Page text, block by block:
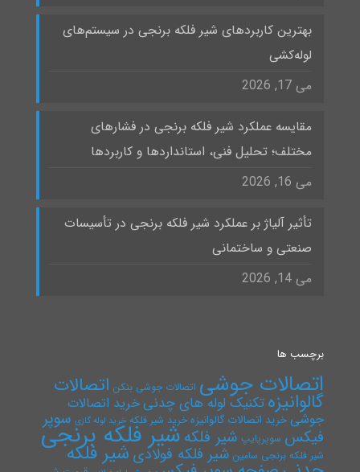
بهترین کاربردهای شیر فلکه برنجی در سیستم‌های
لوله‌کشی
می 17, 2026
مقایسه عملکرد شیر فلکه برنجی در فشارهای
مختلف؛ تحلیل فنی، استانداردها و کاربردها
می 16, 2026
تأثیر آلیاژ بر عملکرد شیر فلکه برنجی در تأسیسات
صنعتی و ساختمانی
می 14, 2026
برچسب ها
اتصالات جوشی اتصالات جوشی بنکن اتصالات
گالوانیزهتکنیک لوله های چدنیخرید اتصالات
جوشیخرید اتصالات گالوانیزه خرید شیر فلکه خرید لوله گازی سوپر
فیکس سوپرپایپ شیر فلکه شیر فلکه برنجی
شیر فلکه برنجی سامین شیر فلکه فولادی شیر فلکه